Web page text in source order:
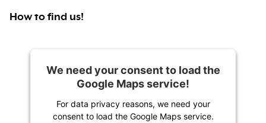
How to find us!
We need your consent to load the
Google Maps service!
For data privacy reasons, we need your
consent to load the Google Maps service.